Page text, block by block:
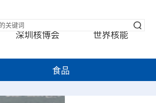
深圳核博会 世界核能
食品